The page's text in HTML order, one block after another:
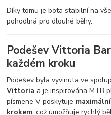
Díky tomu je bota stabilní na
pohodlná pro dlouhé běhy.
Podešev Vittoria
každém kroku
Podešev byla vyvinuta ve
Vittoria a je inspirována MTB
písmene V poskytuje
krokem, což umožňuje rychlý